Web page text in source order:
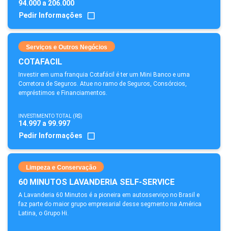
94.000 a 206.000
Pedir Informações
Serviços e Outros Negócios
COTAFACIL
Investir em uma franquia Cotafácil é ter um Mini Banco e uma
Corretora de Seguros. Atue no ramo de Seguros, Consórcios,
empréstimos e Financiamentos.
INVESTIMENTO TOTAL (R$)
14.997 a 99.997
Pedir Informações
Limpeza e Conservação
60 MINUTOS LAVANDERIA SELF-SERVICE
A Lavanderia 60 Minutos é a pioneira em autosserviço no Brasil e
faz parte do maior grupo empresarial desse segmento na América
Latina, o Grupo Hi.